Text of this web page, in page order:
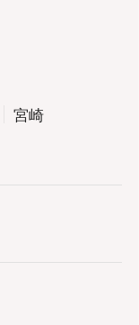
宮崎